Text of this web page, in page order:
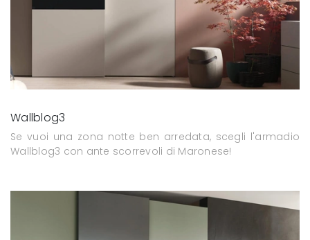
Wallblog3
Se vuoi una zona notte ben arredata, scegli l'armadio
Wallblog3 con ante scorrevoli di Maronese!